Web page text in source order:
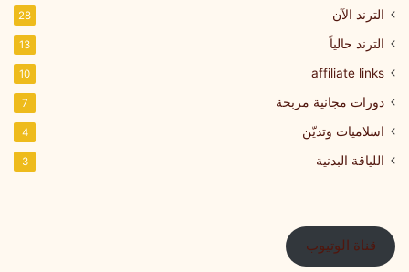
الترند الآن 28
الترند حالياً 13
affiliate links
10
دورات مجانية مربحة 7
اسلاميات وتديّن 4
اللياقة البدنية 3
قناة الوتيوب